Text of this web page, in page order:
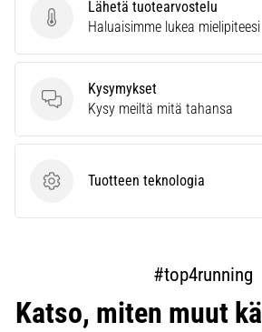
Lähetä tuotearvostelu
Lähetä tuotearvostelu
Haluaisimme lukea mielipiteesi
Kysymykset
Kysymykset
Kysy meiltä mitä tahansa
Tuotteen teknologia
Tuotteen teknologia
#top4running
Katso, miten muut